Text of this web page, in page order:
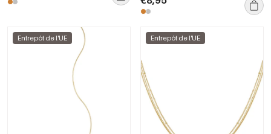
Entrepôt de l'UE Entrepôt de l'UE